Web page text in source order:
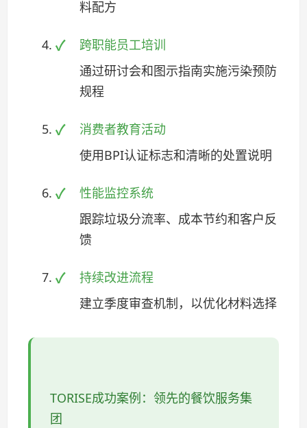
料配方
跨职能员工培训
通过研讨会和图示指南实施污染预防
规程
消费者教育活动
使用BPI认证标志和清晰的处置说明
性能监控系统
跟踪垃圾分流率、成本节约和客户反
馈
持续改进流程
建立季度审查机制，以优化材料选择
TORISE成功案例：领先的餐饮服务集
团